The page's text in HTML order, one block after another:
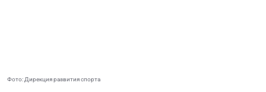
Фото: Дирекция развития спорта